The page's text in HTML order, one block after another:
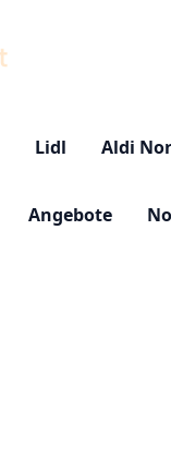
Lidl Aldi
Angebote